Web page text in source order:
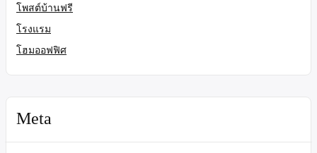
โพสต์บ้านฟรี
โรงแรม
โฮมออฟฟิศ
Meta